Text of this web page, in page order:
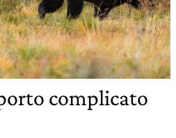
complicato